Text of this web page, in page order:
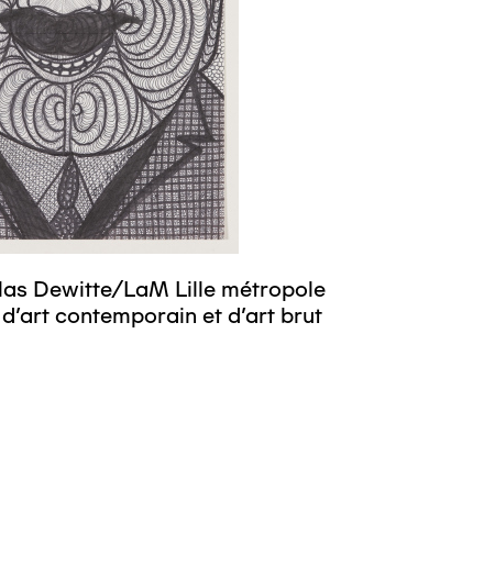
Dewitte/LaM Lille métropole
contemporain et d’art brut